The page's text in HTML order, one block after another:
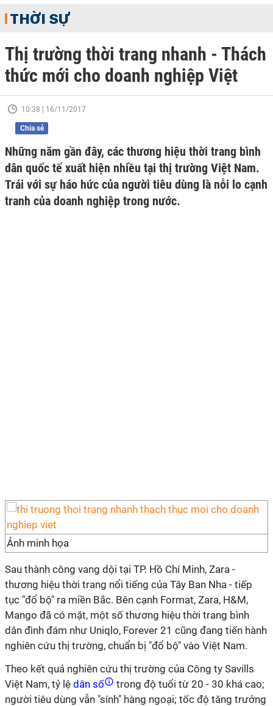
THỜI SỰ
Thị trường thời trang nhanh - Thách
thức mới cho doanh nghiệp Việt
10:38 | 16/11/2017
Chia sẻ
Những năm gần đây, các thương hiệu thời trang bình
dân quốc tế xuất hiện nhiều tại thị trường Việt Nam.
Trái với sự háo hức của người tiêu dùng là nỗi lo cạnh
tranh của doanh nghiệp trong nước.
Ảnh minh họa
Sau thành công vang dội tại TP. Hồ Chí Minh, Zara -
thương hiệu thời trang nổi tiếng của Tây Ban Nha - tiếp
tục "đổ bộ" ra miền Bắc. Bên cạnh Format, Zara, H&M,
Mango đã có mặt, một số thương hiệu thời trang bình
dân đình đám như Uniqlo, Forever 21 cũng đang tiến hành
nghiên cứu thị trường, chuẩn bị "đổ bộ" vào Việt Nam.
Theo kết quả nghiên cứu thị trường của Công ty Savills
Việt Nam, tỷ lệ dân số
trong độ tuổi từ 20 - 30 khá cao;
người tiêu dùng vẫn "sính" hàng ngoại; tốc độ tăng trưởng